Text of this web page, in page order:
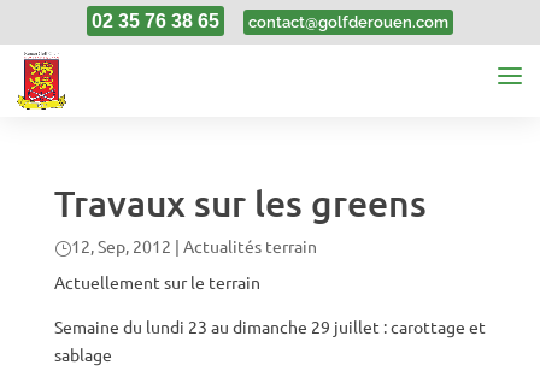
02 35 76 38 65 contact@golfderouen.com
Travaux sur les greens
12, Sep, 2012 | Actualités terrain
Actuellement sur le terrain
Semaine du lundi 23 au dimanche 29 juillet : carottage et
sablage